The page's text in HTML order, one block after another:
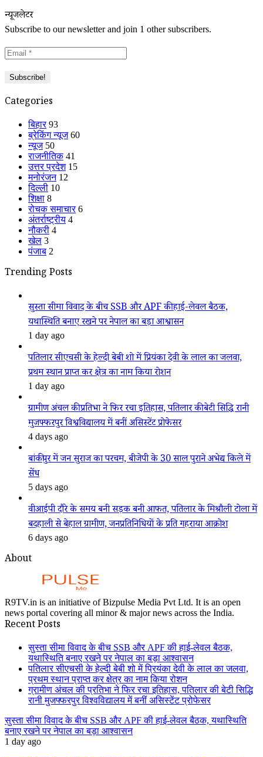
न्यूजलेटर
Subscribe to our newsletter and join 1 other subscribers.
Categories
बिहार 93
ब्रेकिंग न्यूज 60
न्यूज 50
राजनीतिक 41
उत्तर प्रदेश 15
मनोरंजन 12
दिल्ली 10
शिक्षा 8
रोचक समाचार 6
अंतर्राष्ट्रीय 4
नौकरी 4
खेल 3
पंजाब 2
Trending Posts
सुस्ता सीमा विवाद के बीच SSB और APF की हाई-लेवल बैठक,
यथास्थिति बनाए रखने पर नेपाल का बड़ा आश्वासन
1 day ago
पतिलार सीएचसी के हेल्दी बेबी शो में प्रियंका देवी के लाल का जलवा,
प्रथम स्थान प्राप्त कर क्षेत्र का नाम किया रोशन
1 day ago
ग्रामीण अंचल की प्रतिभा ने फिर रचा इतिहास, पतिलार की बेटी सिद्धि रानी
मुजफ्फरपुर विश्वविद्यालय में बनीं असिस्टेंट प्रोफेसर
4 days ago
बांकीपुर में जन सुराज का परचम, बीजेपी के 30 साल पुराने अभेद्य किले में
सेंध
5 days ago
वीआईपी दौरे के समय बनी सड़क बनी आफत, पतिलार के मिश्रौली टोला में
बदहाली से बेहाल ग्रामीण, जनप्रतिनिधियों के प्रति गहराया आक्रोश
6 days ago
About
R9TV.in is an initiative of Bizpulse Media Pvt Ltd. It is an open
news portal covering all minor & major news across the India.
Recent Posts
सुस्ता सीमा विवाद के बीच SSB और APF की हाई-लेवल बैठक,
यथास्थिति बनाए रखने पर नेपाल का बड़ा आश्वासन
पतिलार सीएचसी के हेल्दी बेबी शो में प्रियंका देवी के लाल का जलवा,
प्रथम स्थान प्राप्त कर क्षेत्र का नाम किया रोशन
ग्रामीण अंचल की प्रतिभा ने फिर रचा इतिहास, पतिलार की बेटी सिद्धि
रानी मुजफ्फरपुर विश्वविद्यालय में बनीं असिस्टेंट प्रोफेसर
सुस्ता सीमा विवाद के बीच SSB और APF की हाई-लेवल बैठक, यथास्थिति
बनाए रखने पर नेपाल का बड़ा आश्वासन
1 day ago